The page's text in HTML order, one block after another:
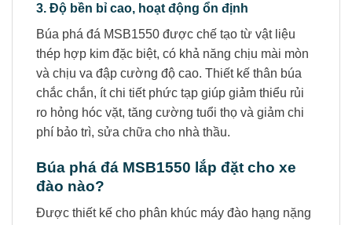
3. Độ bền bỉ cao, hoạt động ổn định
Búa phá đá MSB1550 được chế tạo từ vật liệu
thép hợp kim đặc biệt, có khả năng chịu mài mòn
và chịu va đập cường độ cao. Thiết kế thân búa
chắc chắn, ít chi tiết phức tạp giúp giảm thiểu rủi
ro hỏng hóc vặt, tăng cường tuổi thọ và giảm chi
phí bảo trì, sửa chữa cho nhà thầu.
Búa phá đá MSB1550 lắp đặt cho xe
đào nào?
Được thiết kế cho phân khúc máy đào hạng nặng